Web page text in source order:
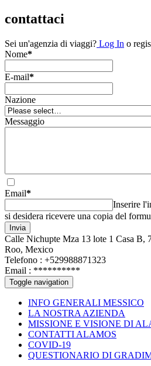
contattaci
Sei un'agenzia di viaggi? Log In o
Nome*
E-mail*
Nazione
Messaggio
Email*
Inserire
si desidera ricevere una copia del
Invia
Calle Nichupte Mza 13 lote 1 Casa B,
Roo, Mexico
Telefono : +529988871323
Email : **********
Toggle navigation
INFO GENERALI MESSICO
LA NOSTRA AZIENDA
MISSIONE E VISIONE DI
CONTATTI ALAMOS
COVID-19
QUESTIONARIO DI